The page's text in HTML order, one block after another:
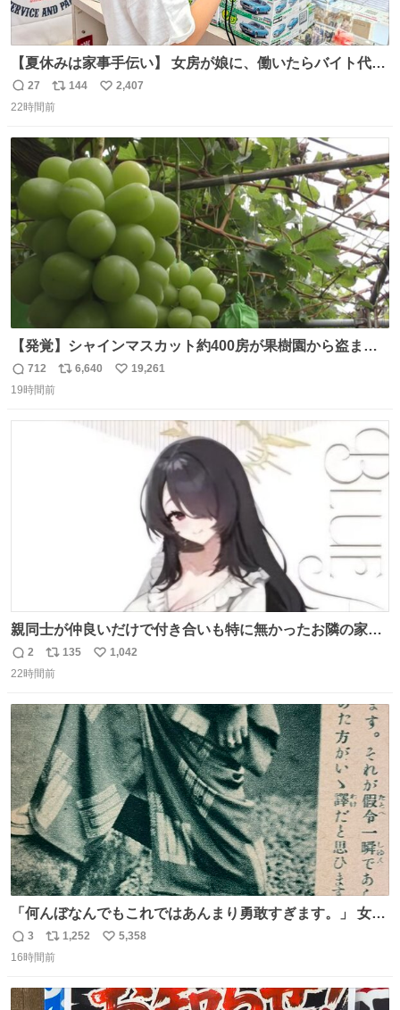
【夏休みは家事手伝い】 女房が娘に、働いたらバイト代も
らえば？と言ったら、娘は、いらない、と言って黙々と働
いてくれました。 あとでソフトクリーム買ってやろうと思
返
信
27
リ
ポ
ト
数
144
い
数
2,407
22時間前
【発覚】シャインマスカット約400房が果樹園から盗まれ
る 栃木・佐野市 news.livedoor.com/article/detail… 被害
に遭った果樹園には防犯カメラなどはなく、シャインマス
今年に入って同様の被害は確認されておらず、警察はパト
返
信
712
リ
6,640
い
19,261
19時間前
親同士が仲良いだけで付き合いも特に無かったお隣の家に
自分とこの親が外せない用事があるからと半ば強制的に預
けられて空き部屋が無いからたまに見かけるけどロクに会
る恐る部屋の扉を開けた先にこの光景が待ってた時の少年
の反応を答えよ
返
信
2
リ
ポ
ト
数
135
い
数
1,042
22時間前
「何んぼなんでもこれではあんまり勇敢すぎます。」 女性
の立ち振る舞い指南コーナーで、大股を「下品」や「はし
たない」という言葉を使わず「勇敢すぎます」と洒落っ気
っていきたい… （昭和4年婦人倶楽部新年号より）
返
信
3
リ
ポ
ト
1,252
い
数
5,358
16時間前